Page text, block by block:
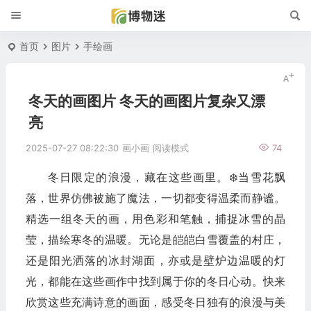
首页 图片 手绘画
冬天的画图片 冬天的画图片复杂又漂
亮
2025-07-27 08:22:30 画小画 74
阅读模式
冬日限定的浪漫，藏在这些画里。❄️当雪花飘
落，世界仿佛被施了魔法，一切都变得温柔而静谧。
精选一组冬天的画，用色彩和笔触，捕捉冰雪的晶
莹，描绘寒冬的温暖。无论是皑皑白雪覆盖的村庄，
还是阳光洒落的冰封湖面，亦或是壁炉边温暖的灯
光，都能在这些画作中找到属于你的冬日心动。快来
欣赏这些充满诗意的画面，感受冬日独有的浪漫与美